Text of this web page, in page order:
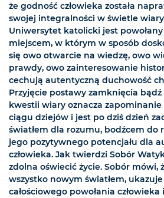
że godność człowieka została
swojej integralności w świetle
Uniwersytet katolicki jest powołany
miejscem, w którym w sposób
się owo otwarcie na wiedzę, owo
prawdy, owo zainteresowanie
cechują autentyczną duchowość
Przyjęcie postawy zamknięcia
kwestii wiary oznacza zapominanie
ciągu dziejów i jest po dziś dzień
światłem dla rozumu, bodźcem do
jego pozytywnego potencjału dla
człowieka. Jak twierdzi Sobór
zdolna oświecić życie. Sobór mówi,
wszystko nowym światłem,
całościowego powołania